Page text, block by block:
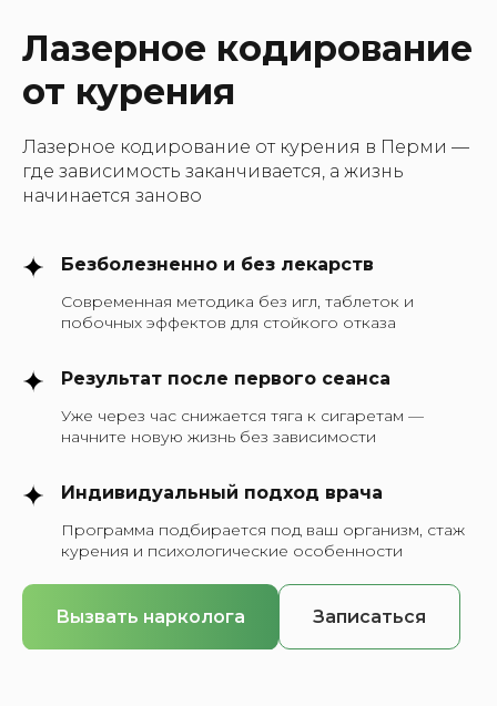
Лазерное кодирование
от курения
Лазерное кодирование от курения в Перми —
где зависимость заканчивается, а жизнь
начинается заново
Безболезненно и без лекарств
Современная методика без игл, таблеток и
побочных эффектов для стойкого отказа
Результат после первого сеанса
Уже через час снижается тяга к сигаретам —
начните новую жизнь без зависимости
Индивидуальный подход врача
Программа подбирается под ваш организм, стаж
курения и психологические особенности
Вызвать нарколога Записаться